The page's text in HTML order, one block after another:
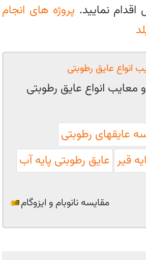
نمایید. پروژه های انجام
انواع عایق رطوبتی
و معایب انواع عایق رطوبتی
عایقهای رطوبتی
قیر عایق رطوبتی پایه آب
مقایسه نانوبام و ایزوگام